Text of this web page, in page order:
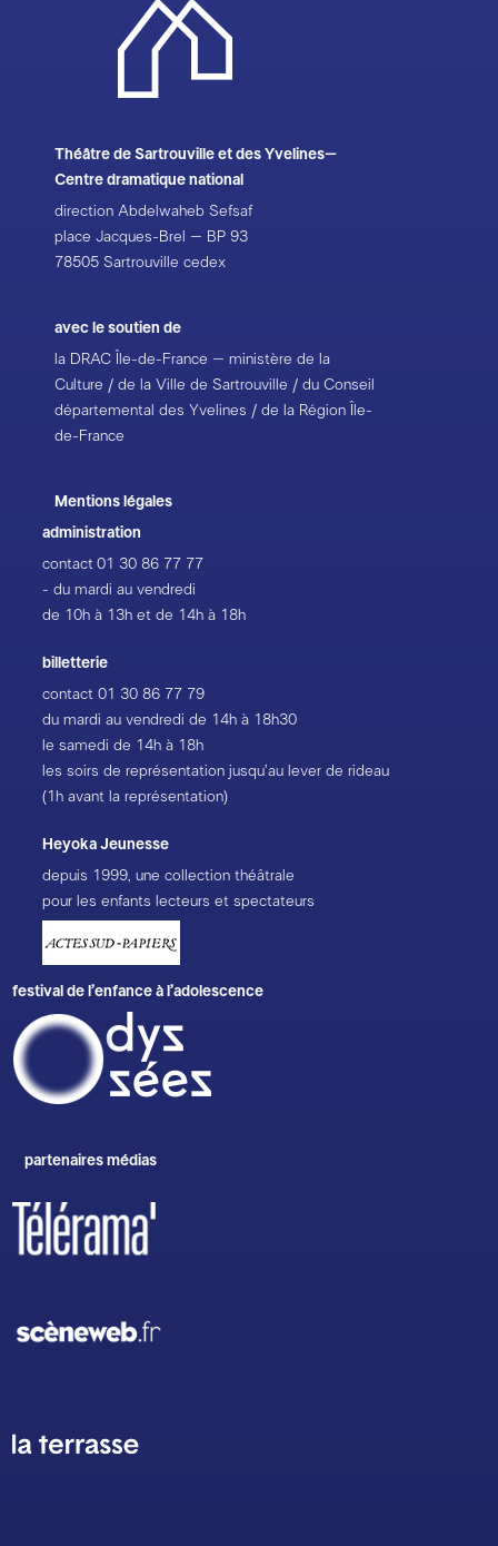
Théâtre de Sartrouville et des Yvelines–
Centre dramatique national
direction Abdelwaheb Sefsaf
place Jacques-Brel – BP 93
78505 Sartrouville cedex
avec le soutien de
la DRAC Île-de-France – ministère de la
Culture / de la Ville de Sartrouville / du Conseil
départemental des Yvelines / de la Région Île-
de-France
Mentions légales
administration
contact01 30 86 77 77
- du mardi au vendredi
de 10h à 13h et de 14h à 18h
billetterie
contact01 30 86 77 79
du mardi au vendredi de 14h à 18h30
le samedi de 14h à 18h
les soirs de représentation jusqu’au lever de rideau
(1h avant la représentation)
Heyoka Jeunesse
depuis 1999, une collection théâtrale
pour les enfants lecteurs et spectateurs
festival de l’enfance à l’adolescence
partenaires médias